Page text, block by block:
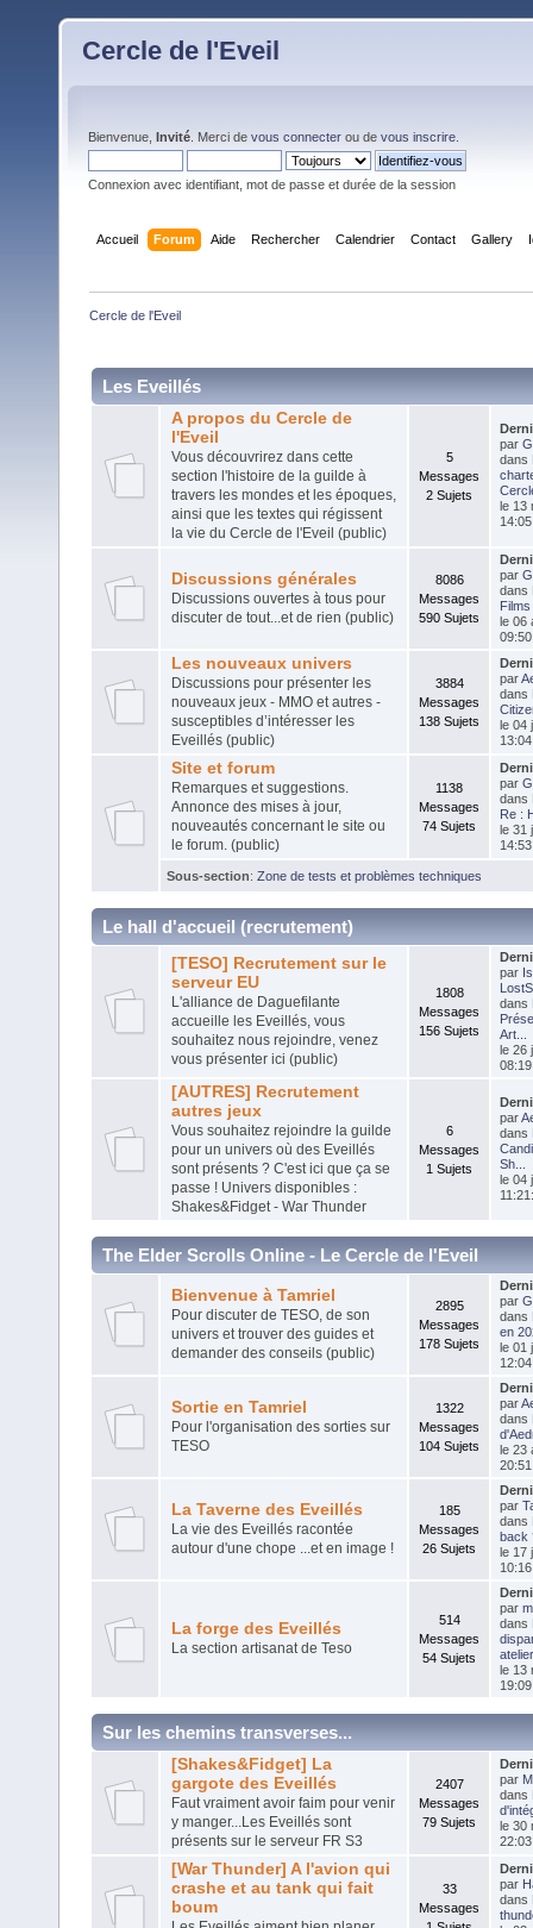
Cercle de l'Eveil
Bienvenue, Invité . Merci de vous connecter ou de vous inscrire
Connexion avec identifiant, mot de passe et durée de la session
Accueil Forum Aide Rechercher Calendrier Contact Gallery
Cercle de l'Eveil
Les Eveillés
A propos du Cercle de
l'Eveil
Vous découvrirez dans cette
section l'histoire de la guilde à
travers les mondes et les époques,
ainsi que les textes qui régissent
la vie du Cercle de l'Eveil (public)
5
Messages
2 Sujets
par
dans
le 13
Discussions générales
Discussions ouvertes à tous pour
discuter de tout...et de rien (public)
8086
Messages
590 Sujets
par
dans
le 06
Les nouveaux univers
Discussions pour présenter les
nouveaux jeux - MMO et autres -
susceptibles d’intéresser les
Eveillés (public)
3884
Messages
138 Sujets
par
dans
le 04
Site et forum
Remarques et suggestions.
Annonce des mises à jour,
nouveautés concernant le site ou
le forum. (public)
1138
Messages
74 Sujets
par
dans
Re :
le 31
Sous-section: Zone de tests et problèmes techniques
Le hall d'accueil (recrutement)
[TESO] Recrutement sur le
serveur EU
L'alliance de Daguefilante
accueille les Eveillés, vous
souhaitez nous rejoindre, venez
vous présenter ici (public)
1808
Messages
156 Sujets
par
dans
Art...
le 26
[AUTRES] Recrutement
autres jeux
Vous souhaitez rejoindre la guilde
pour un univers où des Eveillés
sont présents ? C'est ici que ça se
passe ! Univers disponibles :
Shakes&Fidget - War Thunder
6
Messages
1 Sujets
par
dans
Sh...
le 04
The Elder Scrolls Online - Le Cercle de l'Eveil
Bienvenue à Tamriel
Pour discuter de TESO, de son
univers et trouver des guides et
demander des conseils (public)
2895
Messages
178 Sujets
par
dans
en
le 01
Sortie en Tamriel
Pour l'organisation des sorties sur
TESO
1322
Messages
104 Sujets
par
dans
le 23
La Taverne des Eveillés
La vie des Eveillés racontée
autour d'une chope ...et en image !
185
Messages
26 Sujets
par
dans
back
le 17
La forge des Eveillés
La section artisanat de Teso
514
Messages
54 Sujets
par
dans
le 13
Sur les chemins transverses...
[Shakes&Fidget] La
gargote des Eveillés
Faut vraiment avoir faim pour venir
y manger...Les Eveillés sont
présents sur le serveur FR S3
2407
Messages
79 Sujets
par
dans
le 30
[War Thunder] A l'avion qui
crashe et au tank qui fait
boum
33
Messages
par
dans